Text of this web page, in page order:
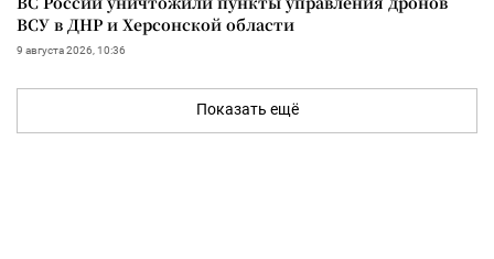
ВСУ в ДНР и Херсонской области
9 августа 2026, 10:36
Показать ещё